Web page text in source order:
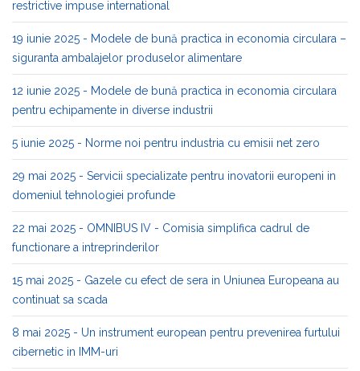
restrictive impuse international
19 iunie 2025 - Modele de bună practica in economia circulara –
siguranta ambalajelor produselor alimentare
12 iunie 2025 - Modele de bună practica in economia circulara
pentru echipamente in diverse industrii
5 iunie 2025 - Norme noi pentru industria cu emisii net zero
29 mai 2025 - Servicii specializate pentru inovatorii europeni in
domeniul tehnologiei profunde
22 mai 2025 - OMNIBUS IV - Comisia simplifica cadrul de
functionare a intreprinderilor
15 mai 2025 - Gazele cu efect de sera in Uniunea Europeana au
continuat sa scada
8 mai 2025 - Un instrument european pentru prevenirea furtului
cibernetic in IMM-uri